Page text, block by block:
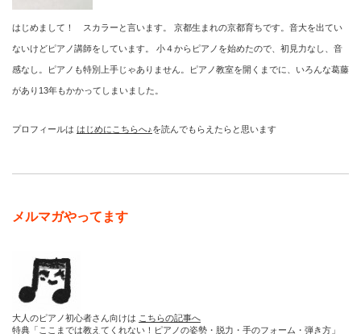
はじめまして！ スカラーと言います。 京都生まれの京都育ちです。音大を出てい
ないけどピアノ講師をしています。 小４からピアノを始めたので、初見力なし、音
感なし。ピアノも特別上手じゃありません。ピアノ教室を開くまでに、いろんな葛藤
があり13年もかかってしまいました。
プロフィールは はじめにこちらへ♪を読んでもらえたらと思います
メルマガやってます
大人のピアノ初心者さん向けは こちらの記事へ
特典「ここまでは教えてくれない！ピアノの姿勢・脱力・手のフォーム・弾き方」